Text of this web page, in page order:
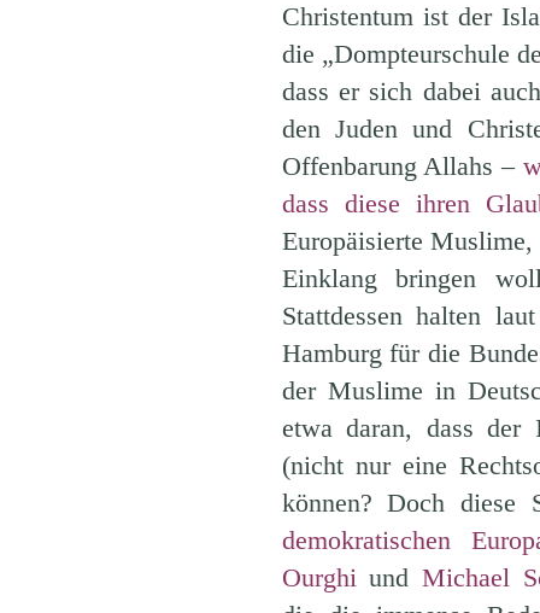
Christentum ist der
die „Dompteurschule
dass er sich dabei
den Juden und
Offenbarung Allahs –
dass diese ihren
Europäisierte
Einklang bringen
Stattdessen halten
Hamburg für die
der Muslime in
etwa daran, dass der
(nicht nur eine
können? Doch diese
demokratischen
Ourghiund Michael